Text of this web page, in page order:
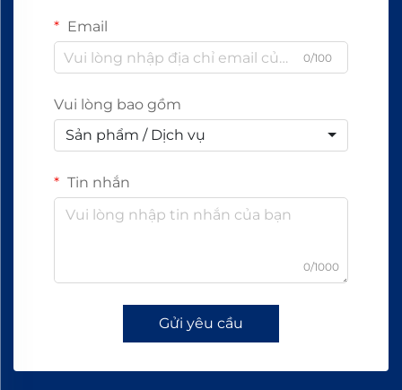
Email
0/100
Vui lòng bao gồm
Sản phẩm / Dịch vụ
Tin nhắn
0/1000
Gửi yêu cầu